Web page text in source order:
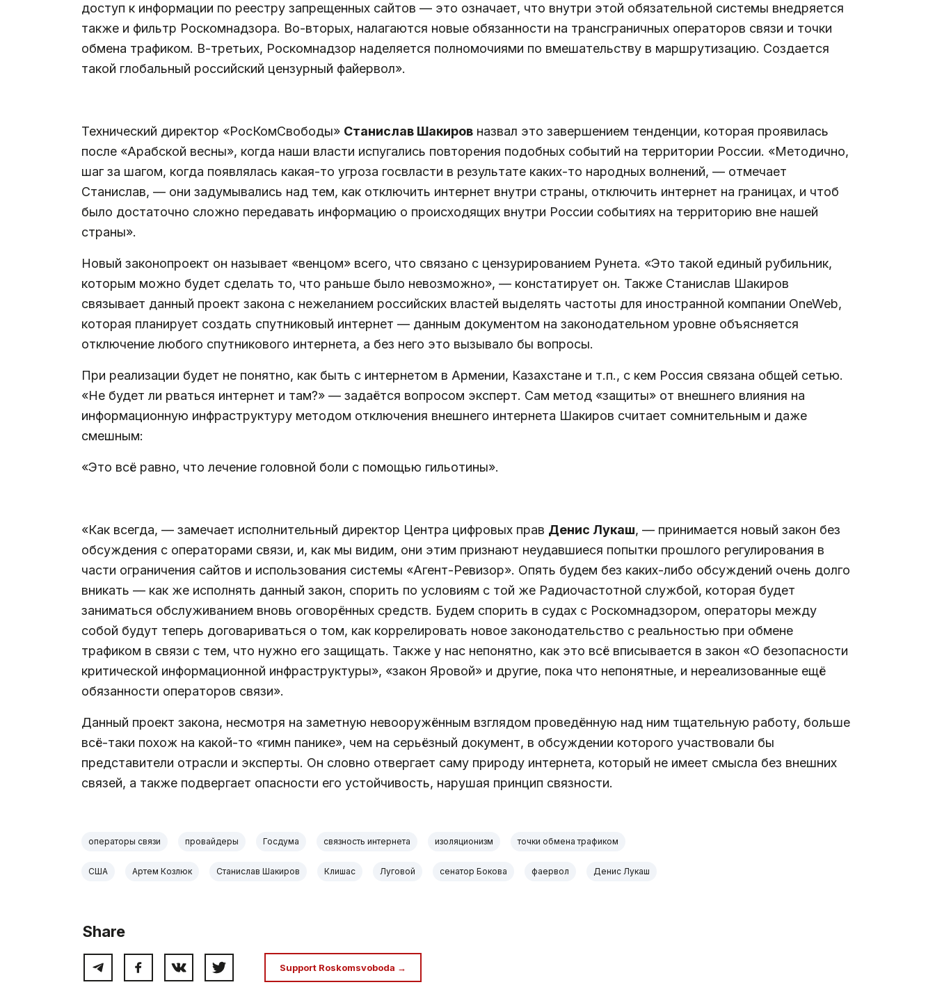
доступ к информации по реестру запрещенных сайтов — это означает, что внутри этой обязательной системы внедряется
также и фильтр Роскомнадзора. Во-вторых, налагаются новые обязанности на трансграничных операторов связи и точки
обмена трафиком. В-третьих, Роскомнадзор наделяется полномочиями по вмешательству в маршрутизацию. Создается
такой глобальный российский цензурный файервол».
Технический директор «РосКомСвободы» Станислав Шакиров назвал это завершением тенденции, которая проявилась
после «Арабской весны», когда наши власти испугались повторения подобных событий на территории России. «Методично,
шаг за шагом, когда появлялась какая-то угроза госвласти в результате каких-то народных волнений, — отмечает
Станислав, — они задумывались над тем, как отключить интернет внутри страны, отключить интернет на границах, и чтоб
было достаточно сложно передавать информацию о происходящих внутри России событиях на территорию вне нашей
страны».
Новый законопроект он называет «венцом» всего, что связано с цензурированием Рунета. «Это такой единый рубильник,
которым можно будет сделать то, что раньше было невозможно», — констатирует он. Также Станислав Шакиров
связывает данный проект закона с нежеланием российских властей выделять частоты для иностранной компании OneWeb,
которая планирует создать спутниковый интернет — данным документом на законодательном уровне объясняется
отключение любого спутникового интернета, а без него это вызывало бы вопросы.
При реализации будет не понятно, как быть с интернетом в Армении, Казахстане и т.п., с кем Россия связана общей сетью.
«Не будет ли рваться интернет и там?» — задаётся вопросом эксперт. Сам метод «защиты» от внешнего влияния на
информационную инфраструктуру методом отключения внешнего интернета Шакиров считает сомнительным и даже
смешным:
«Это всё равно, что лечение головной боли с помощью гильотины».
«Как всегда, — замечает исполнительный директор Центра цифровых прав Денис Лукаш, — принимается новый закон без
обсуждения с операторами связи, и, как мы видим, они этим признают неудавшиеся попытки прошлого регулирования в
части ограничения сайтов и использования системы «Агент-Ревизор». Опять будем без каких-либо обсуждений очень долго
вникать — как же исполнять данный закон, спорить по условиям с той же Радиочастотной службой, которая будет
заниматься обслуживанием вновь оговорённых средств. Будем спорить в судах с Роскомнадзором, операторы между
собой будут теперь договариваться о том, как коррелировать новое законодательство с реальностью при обмене
трафиком в связи с тем, что нужно его защищать. Также у нас непонятно, как это всё вписывается в закон «О безопасности
критической информационной инфраструктуры», «закон Яровой» и другие, пока что непонятные, и нереализованные ещё
обязанности операторов связи».
Данный проект закона, несмотря на заметную невооружённым взглядом проведённую над ним тщательную работу, больше
всё-таки похож на какой-то «гимн панике», чем на серьёзный документ, в обсуждении которого участвовали бы
представители отрасли и эксперты. Он словно отвергает саму природу интернета, который не имеет смысла без внешних
связей, а также подвергает опасности его устойчивость, нарушая принцип связности.
операторы связи провайдеры Госдума связность интернета изоляционизм точки обмена трафиком
США Артем Козлюк Станислав Шакиров Клишас Луговой сенатор Бокова фаервол Денис Лукаш
Share
Support Roskomsvoboda →